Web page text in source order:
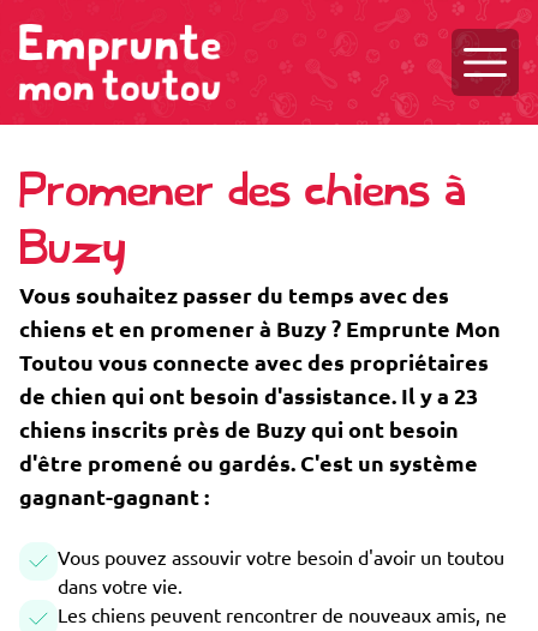
Promener des chiens à
Buzy
Vous souhaitez passer du temps avec des
chiens et en promener à Buzy ? Emprunte Mon
Toutou vous connecte avec des propriétaires
de chien qui ont besoin d'assistance. Il y a 23
chiens inscrits près de Buzy qui ont besoin
d'être promené ou gardés. C'est un système
gagnant-gagnant :
Vous pouvez assouvir votre besoin d'avoir un toutou
dans votre vie.
Les chiens peuvent rencontrer de nouveaux amis, ne